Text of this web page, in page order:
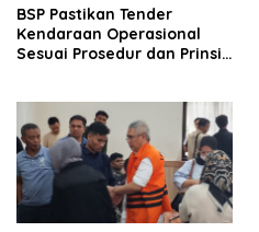
BSP Pastikan Tender
Kendaraan Operasional
Sesuai Prosedur dan Prinsip